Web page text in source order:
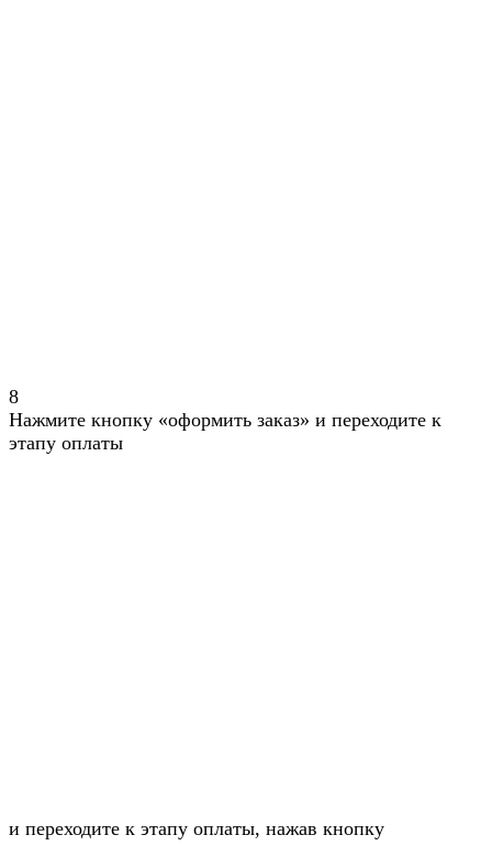
8
Нажмите кнопку «оформить заказ» и переходите к
этапу оплаты
и переходите к этапу оплаты, нажав кнопку